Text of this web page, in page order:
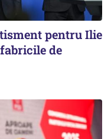
pentru Ilie
de